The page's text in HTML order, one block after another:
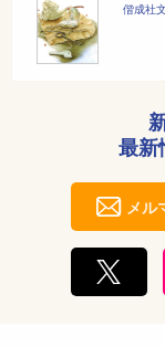
偕成社
最新
メル